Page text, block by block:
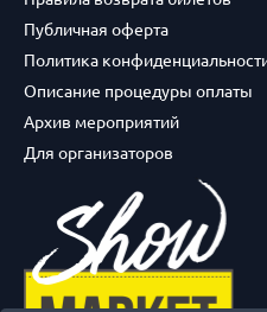
Публичная оферта
Политика
Описание процедуры оплаты
Архив мероприятий
Для организаторов